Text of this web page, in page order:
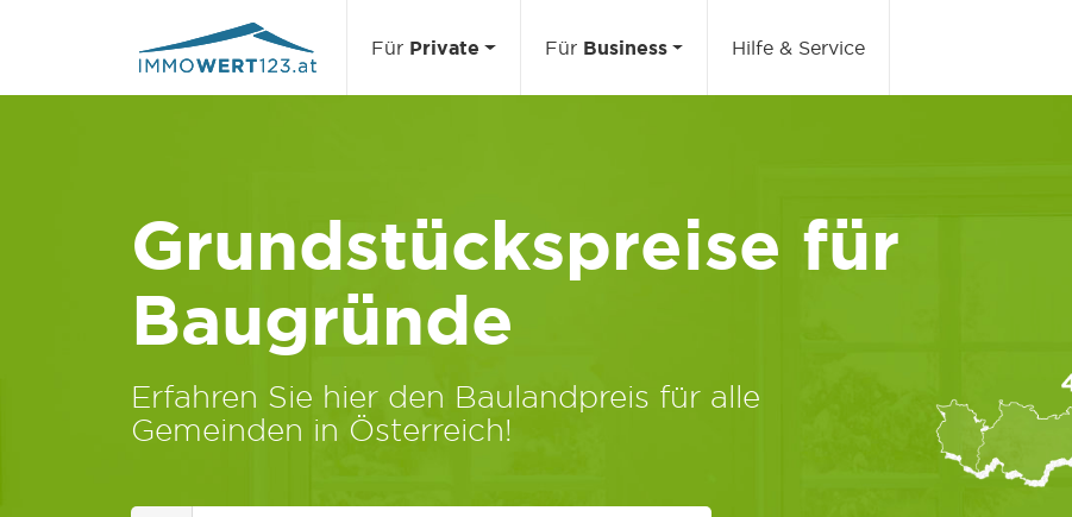
Für Private Für Business Hilfe & Service
Grundstückspreise für
Baugründe
Erfahren Sie hier den Baulandpreis für alle
Gemeinden in Österreich!